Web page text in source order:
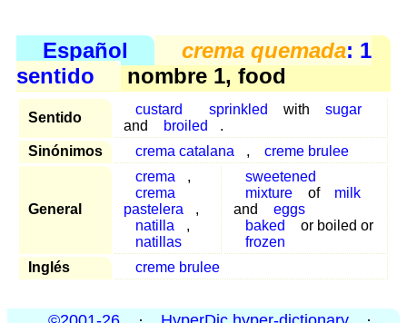
Español crema quemada: 1
sentido
nombre 1, food
Sentido
custard sprinkled with
sugar
and
broiled
.
Sinónimos
crema catalana , creme brulee
General
crema
,
crema
pastelera
,
natilla
,
natillas
sweetened
mixture
of
milk
and
eggs
baked
or boiled or
frozen
Inglés
creme brulee